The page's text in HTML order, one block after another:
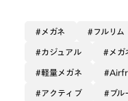
マットブラックは
肌なじみがよくカラ
相性抜群で
掛けやすく、合わせ
メガネ フルリム
カジュアル メガ
軽量メガネ
アクティブ ブル